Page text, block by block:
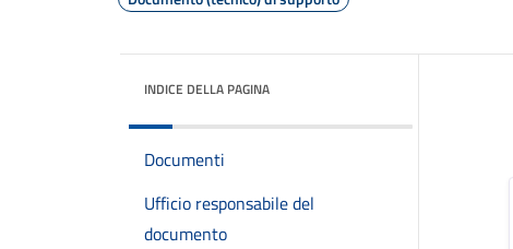
INDICE DELLA PAGINA
Documenti
Ufficio responsabile del
documento